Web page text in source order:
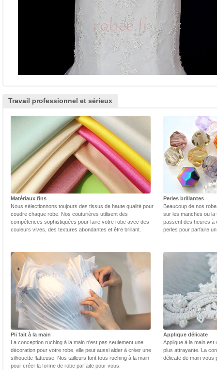
Travail professionnel et sérieux
Matériaux fins
Nous sélectionnons toujours des tissus de haute qualité pour
coudre chaque robe. Nos couturières utilisent des
compétences sophistiquées pour faire votre robe avec des
couleurs vives, des textures abondantes et être brillant.
Perles brillantes
Beaucoup de nos
sur les manches ou la
passent des heures à
perles pour parfaire
Pli fait à la main
La conception ruching à la main n'est pas seulement une
décoration pour votre robe, elle peut aussi aider à créer une
silhouette flatteuse. Nos tailleurs font tous ruching à la main
pour créer la forme de robe parfaite pour vous.
Applique délicate
Applique à la main est
plus attrayante. La
délicate de main vous